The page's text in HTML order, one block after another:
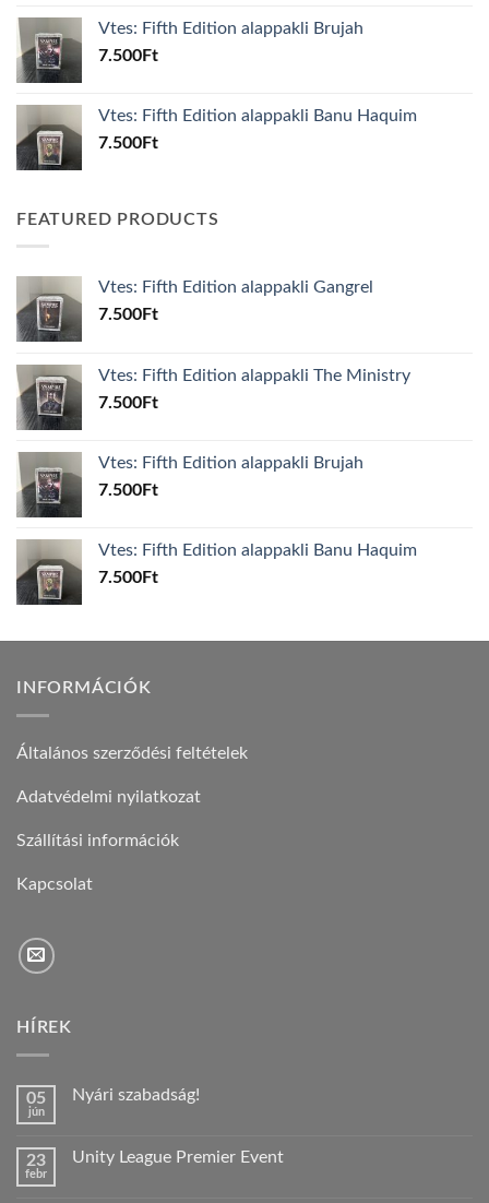
Vtes: Fifth Edition alappakli Brujah
7.500Ft
Vtes: Fifth Edition alappakli Banu Haquim
7.500Ft
FEATURED PRODUCTS
Vtes: Fifth Edition alappakli Gangrel
7.500Ft
Vtes: Fifth Edition alappakli The Ministry
7.500Ft
Vtes: Fifth Edition alappakli Brujah
7.500Ft
Vtes: Fifth Edition alappakli Banu Haquim
7.500Ft
INFORMÁCIÓK
Általános szerződési feltételek
Adatvédelmi nyilatkozat
Szállítási információk
Kapcsolat
HÍREK
05
jún
Nyári szabadság!
Nyári
23
febr
Unity League Premier Event